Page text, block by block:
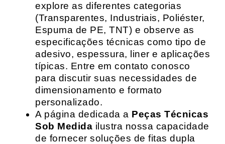
explore as diferentes categorias
(Transparentes, Industriais, Poliéster,
Espuma de PE, TNT) e observe as
especificações técnicas como tipo de
adesivo, espessura, liner e aplicações
típicas. Entre em contato conosco
para discutir suas necessidades de
dimensionamento e formato
personalizado.
A página dedicada a Peças Técnicas
Sob Medida ilustra nossa capacidade
de fornecer soluções de fitas dupla